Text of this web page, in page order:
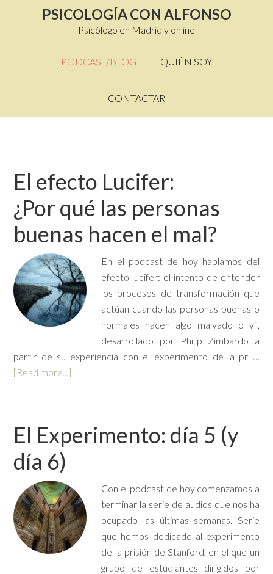
PSICOLOGÍA CON ALFONSO
Psicólogo en Madrid y online
PODCAST/BLOG QUIÉN SOY
CONTACTAR
El efecto Lucifer:
¿Por qué las personas
buenas hacen el mal?
En el podcast de hoy hablamos del
efecto lucifer: el intento de entender
los procesos de transformación que
actúan cuando las personas buenas o
normales hacen algo malvado o vil,
desarrollado por Philip Zimbardo a
partir de su experiencia con el experimento de la pr …
[Read more...]
El Experimento: día 5 (y
día 6)
Con el podcast de hoy comenzamos a
terminar la serie de audios que nos ha
ocupado las últimas semanas. Serie
que hemos dedicado al experimento
de la prisión de Stanford, en el que un
grupo de estudiantes dirigidos por